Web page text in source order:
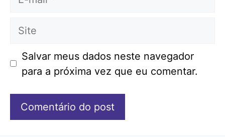
Site
Salvar meus dados neste navegador
para a próxima vez que eu comentar.